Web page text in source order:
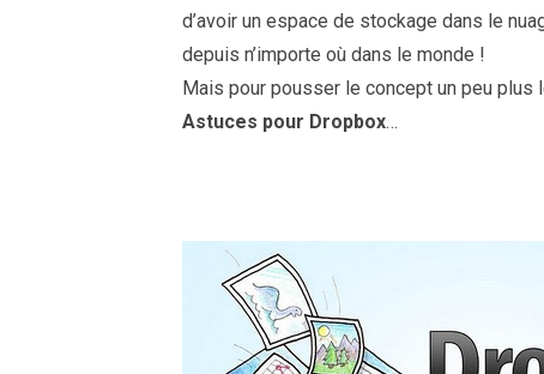
d’avoir un espace de stockage dans le
depuis n’importe où dans le monde !
Mais pour pousser le concept un peu plus
Astuces pour Dropbox…